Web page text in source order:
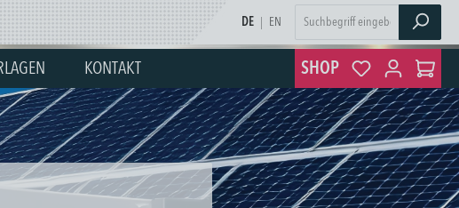
DE EN
KONTAKT SHOP